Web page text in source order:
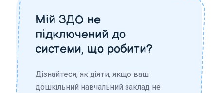
Мій ЗДО не
підключений до
системи, що робити?
Дізнайтеся, як діяти, якщо ваш
дошкільний навчальний заклад не